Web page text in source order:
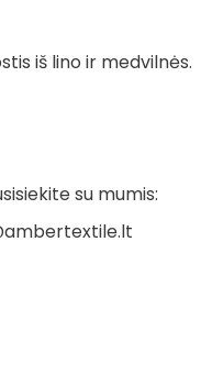
iš lino ir medvilnės.
su mumis: